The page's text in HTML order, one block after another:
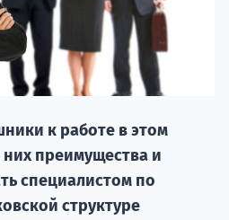
к работе в этом
них преимущества и
специалистом по
структуре